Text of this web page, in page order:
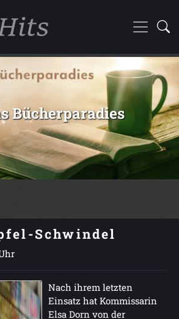
Bücherparadies
Schwindel
Nach ihrem letzten
Einsatz hat Kommissarin
Elsa Dorn von der